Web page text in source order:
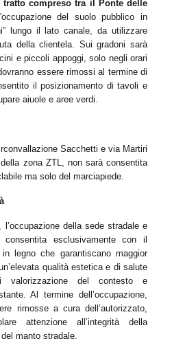
compreso tra il Ponte delle
del suolo pubblico in
lungo il lato canale, da utilizzare
della clientela. Sui gradoni sarà
e piccoli appoggi, solo negli orari
essere rimossi al termine di
il posizionamento di tavoli e
aiuole e aree verdi.
Sacchetti e via Martiri
zona ZTL, non sarà consentita
ma solo del marciapiede.
della sede stradale e
esclusivamente con il
legno che garantiscano maggior
qualità estetica e di salute
valorizzazione del contesto e
Al termine dell’occupazione,
rimosse a cura dell’autorizzato,
attenzione all’integrità della
manto stradale.